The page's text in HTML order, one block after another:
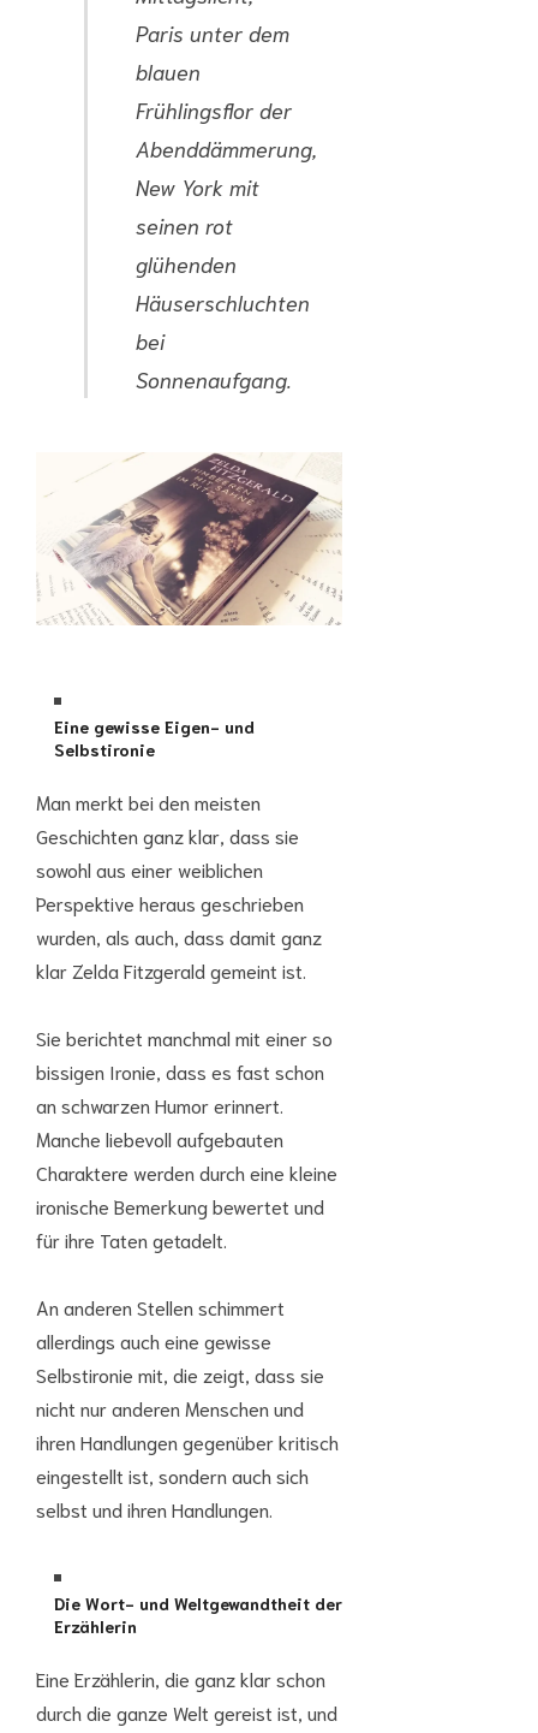
Paris unter dem
blauen
Frühlingsflor der
Abenddämmerung,
New York mit
seinen rot
glühenden
Häuserschluchten
bei
Sonnenaufgang.
Eine gewisse Eigen- und
Selbstironie
Man merkt bei den meisten
Geschichten ganz klar, dass sie
sowohl aus einer weiblichen
Perspektive heraus geschrieben
wurden, als auch, dass damit ganz
klar Zelda Fitzgerald gemeint ist.
Sie berichtet manchmal mit einer so
bissigen Ironie, dass es fast schon
an schwarzen Humor erinnert.
Manche liebevoll aufgebauten
Charaktere werden durch eine kleine
ironische Bemerkung bewertet und
für ihre Taten getadelt.
An anderen Stellen schimmert
allerdings auch eine gewisse
Selbstironie mit, die zeigt, dass sie
nicht nur anderen Menschen und
ihren Handlungen gegenüber kritisch
eingestellt ist, sondern auch sich
selbst und ihren Handlungen.
Die Wort- und Weltgewandtheit der
Erzählerin
Eine Erzählerin, die ganz klar schon
durch die ganze Welt gereist ist, und